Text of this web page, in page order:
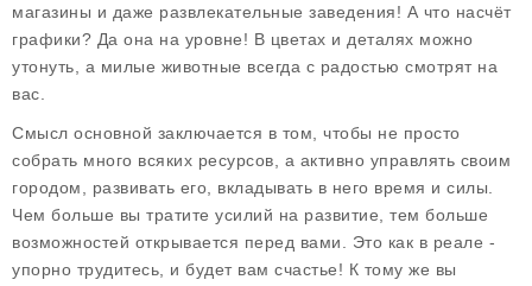
магазины и даже развлекательные заведения! А что насчёт
графики? Да она на уровне! В цветах и деталях можно
утонуть, а милые животные всегда с радостью смотрят на
вас.
Смысл основной заключается в том, чтобы не просто
собрать много всяких ресурсов, а активно управлять своим
городом, развивать его, вкладывать в него время и силы.
Чем больше вы тратите усилий на развитие, тем больше
возможностей открывается перед вами. Это как в реале -
упорно трудитесь, и будет вам счастье! К тому же вы